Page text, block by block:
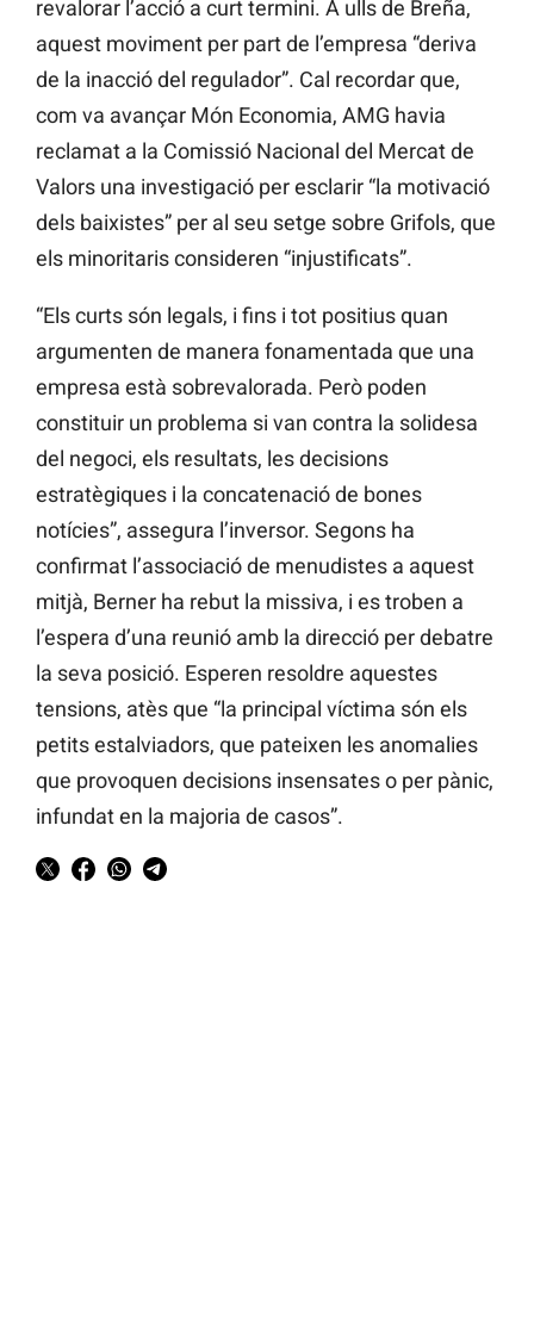
revalorar l’acció a curt termini. A ulls de Breña,
aquest moviment per part de l’empresa “deriva
de la inacció del regulador”. Cal recordar que,
com va avançar Món Economia, AMG havia
reclamat a la Comissió Nacional del Mercat de
Valors una investigació per esclarir “la motivació
dels baixistes” per al seu setge sobre Grifols, que
els minoritaris consideren “injustificats”.
“Els curts són legals, i fins i tot positius quan
argumenten de manera fonamentada que una
empresa està sobrevalorada. Però poden
constituir un problema si van contra la solidesa
del negoci, els resultats, les decisions
estratègiques i la concatenació de bones
notícies”, assegura l’inversor. Segons ha
confirmat l’associació de menudistes a aquest
mitjà, Berner ha rebut la missiva, i es troben a
l’espera d’una reunió amb la direcció per debatre
la seva posició. Esperen resoldre aquestes
tensions, atès que “la principal víctima són els
petits estalviadors, que pateixen les anomalies
que provoquen decisions insensates o per pànic,
infundat en la majoria de casos”.